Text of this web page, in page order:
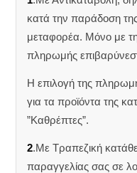
κατά την παράδοση
μεταφορέα. Μόνο με
πληρωμής
Η επιλογή της
για τα προϊόντα της
”Καθρέπτες”.
2.Με Τραπεζική
παραγγελίας σας σε